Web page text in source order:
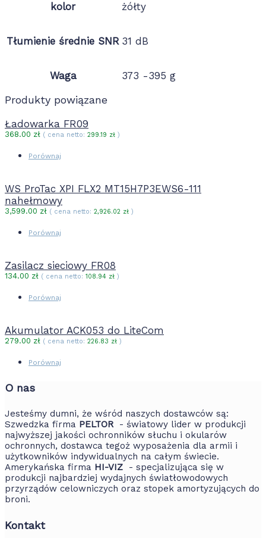
kolor żółty
Tłumienie średnie SNR 31 dB
Waga 373 -395 g
Produkty powiązane
Ładowarka FR09
368.00 zł ( cena netto: 299.19 zł )
Porównaj
WS ProTac XPI FLX2 MT15H7P3EWS6-111
nahełmowy
3,599.00 zł ( cena netto: 2,926.02 zł )
Porównaj
Zasilacz sieciowy FR08
134.00 zł ( cena netto: 108.94 zł )
Porównaj
Akumulator ACK053 do LiteCom
279.00 zł ( cena netto: 226.83 zł )
Porównaj
O nas
Jesteśmy dumni, że wśród naszych dostawców są:
Szwedzka firma PELTOR- światowy lider w produkcji
najwyższej jakości ochronników słuchu i okularów
ochronnych, dostawca tegoż wyposażenia dla armii i
użytkowników indywidualnych na całym świecie.
Amerykańska firma HI-VIZ - specjalizująca się w
produkcji najbardziej wydajnych światłowodowych
przyrządów celowniczych oraz stopek amortyzujących do
broni.
Kontakt